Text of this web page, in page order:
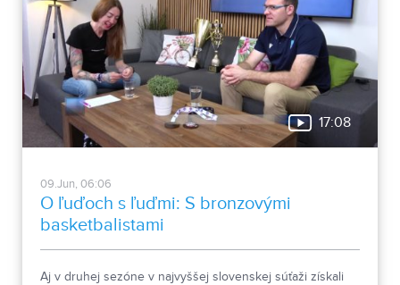
17:08
09.Jun, 06:06
O ľuďoch s ľuďmi: S bronzovými
basketbalistami
Aj v druhej sezóne v najvyššej slovenskej súťaži získali